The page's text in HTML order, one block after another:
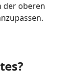
der oberen